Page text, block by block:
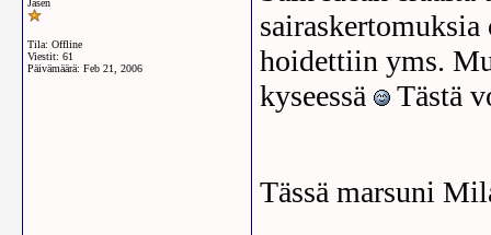
Jäsen
Tila: Offline
Viestit: 61
Päivämäärä: Feb 21, 2006
hoidettiin yms.
kyseessä
Tästä
Tässä marsuni